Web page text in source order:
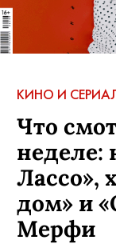
КИНО И
Что
неделе:
Лассо»,
дом» и
Мерфи